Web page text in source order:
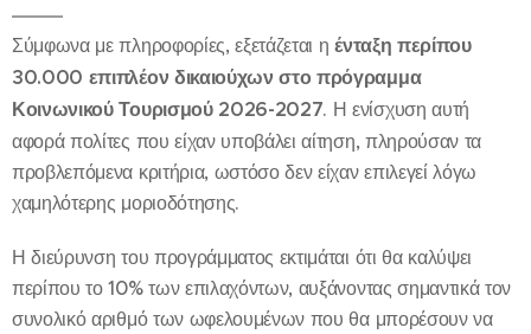
Σύμφωνα με πληροφορίες, εξετάζεται ηένταξη περίπου
30.000 επιπλέον δικαιούχων στο πρόγραμμα
Κοινωνικού Τουρισμού 2026-2027. Η ενίσχυση αυτή
αφορά πολίτες που είχαν υποβάλει αίτηση, πληρούσαν τα
προβλεπόμενα κριτήρια, ωστόσο δεν είχαν επιλεγεί λόγω
χαμηλότερης μοριοδότησης.
Η διεύρυνση του προγράμματος εκτιμάται ότι θα καλύψει
περίπου το 10% των επιλαχόντων, αυξάνοντας σημαντικά τον
συνολικό αριθμό των ωφελουμένων που θα μπορέσουν να